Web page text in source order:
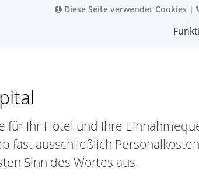
Diese Seite verwendet Cookies |
für Ihr Hotel und Ihre
fast ausschließlich
Sinn des Wortes aus.